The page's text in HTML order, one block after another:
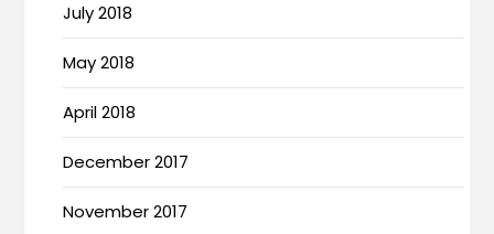
July 2018
May 2018
April 2018
December 2017
November 2017